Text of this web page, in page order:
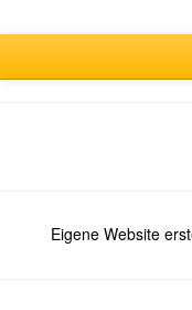
Eigene Website